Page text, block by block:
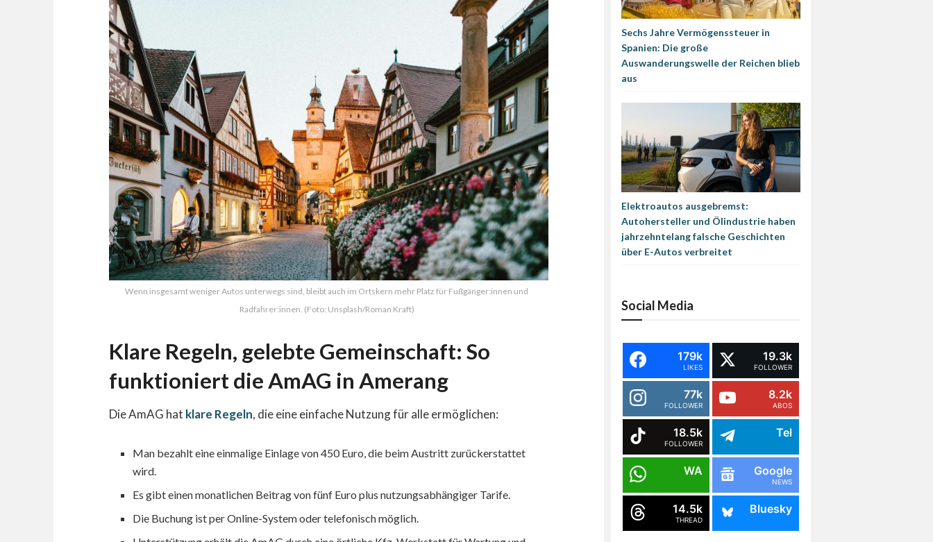
Wenn insgesamt weniger Autos unterwegs sind, bleibt auch im Ortskern mehr Platz für Fußgänger:innen und
Radfahrer:innen. (Foto: Unsplash/Roman Kraft)
Klare Regeln, gelebte Gemeinschaft: So
funktioniert die AmAG in Amerang
Die AmAG hat klare Regeln, die eine einfache Nutzung für alle ermöglichen:
Man bezahlt eine einmalige Einlage von 450 Euro, die beim Austritt zurückerstattet
wird.
Es gibt einen monatlichen Beitrag von fünf Euro plus nutzungsabhängiger Tarife.
Die Buchung ist per Online-System oder telefonisch möglich.
Sechs Jahre Vermögenssteuer in
Spanien: Die große
Auswanderungswelle der Reichen blieb
aus
Elektroautos ausgebremst:
Autohersteller und Ölindustrie haben
jahrzehntelang falsche Geschichten
über E-Autos verbreitet
Social Media
179k
LIKES
19.3k
FOLLOWER
77k
FOLLOWER
8.2k
ABOS
18.5k
FOLLOWER
Tel
WA Google
NEWS
14.5k
THREAD
Bluesky